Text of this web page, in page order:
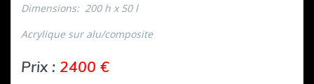
Dimensions: 200 h x 50 l
Acrylique sur alu/composite
Prix : 2400 €